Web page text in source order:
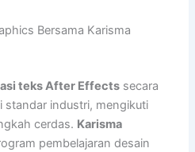
Bersama Karisma
teks After Effects secara
standar industri, mengikuti
cerdas. Karisma
pembelajaran desain